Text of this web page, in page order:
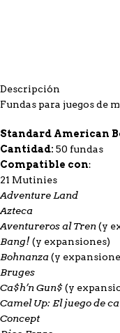
Descripción
Fundas para juegos de
Standard American
Cantidad: 50 fundas
Compatible con:
21 Mutinies
Adventure Land
Azteca
Aventureros al Tren(y
Bang! (y expansiones)
Bohnanza(y
Bruges
Ca$h’n Gun$(y
Camel Up: El juego de
Concept